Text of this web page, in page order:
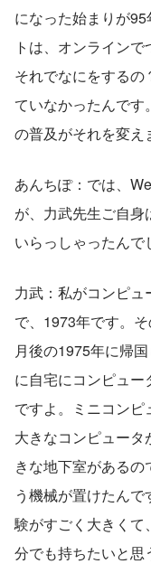
になった始まりが
トは、オンライン
それでなにをする
ていなかったんで
の普及がそれを変え
あんちぽ：では、
が、力武先生ご自
いらっしゃったんで
力武：私がコンピュ
で、1973年です。
月後の1975年に帰
に自宅にコンピュ
ですよ。ミニコンピ
大きなコンピュー
きな地下室がある
う機械が置けたん
験がすごく大きくて
分でも持ちたいと思